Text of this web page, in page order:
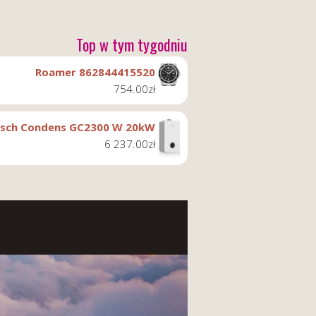
Top w tym tygodniu
Roamer 862844415520
754.00zł
Condens GC2300 W 20kW
6 237.00zł